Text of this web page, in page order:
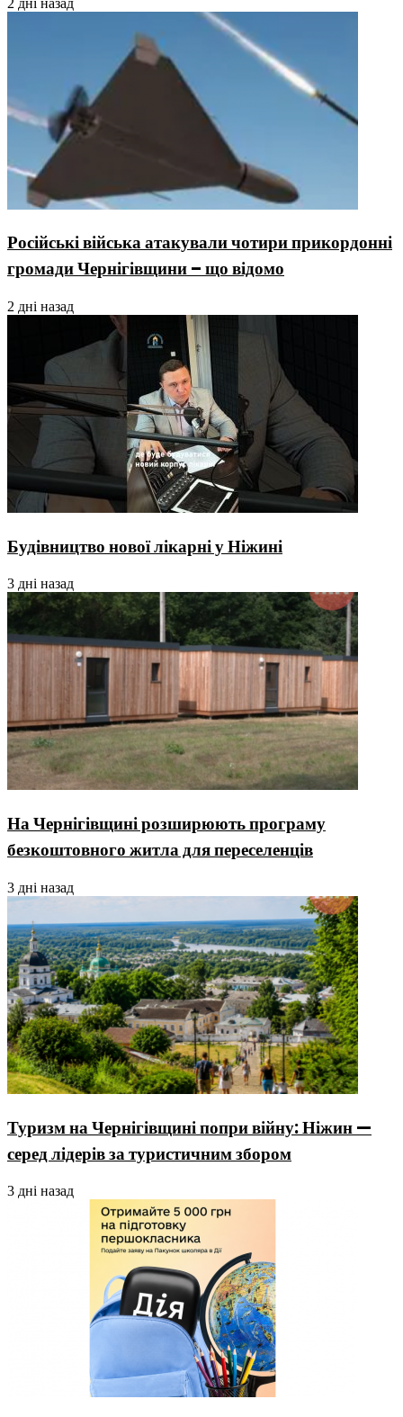
Російські війська атакували чотири прикордонні
громади Чернігівщини – що відомо
2 дні назад
Будівництво нової лікарні у Ніжині
3 дні назад
На Чернігівщині розширюють програму
безкоштовного житла для переселенців
3 дні назад
Туризм на Чернігівщині попри війну: Ніжин —
серед лідерів за туристичним збором
3 дні назад